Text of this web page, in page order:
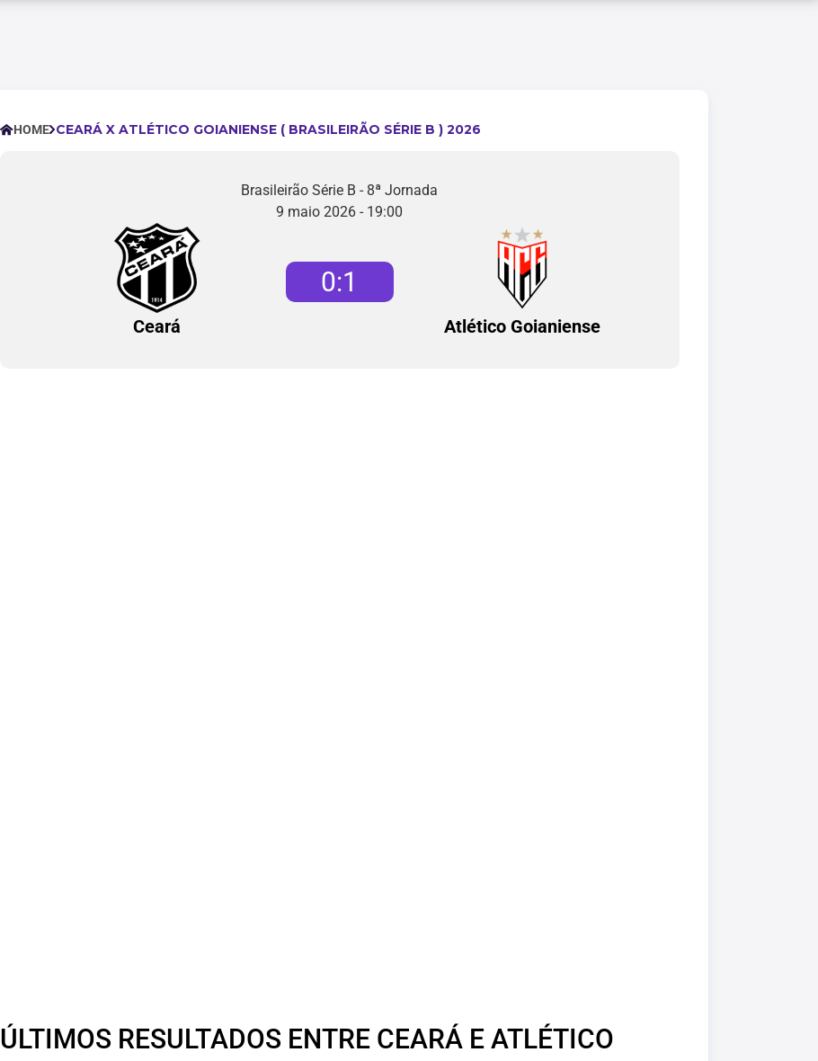
HOME CEARÁ X ATLÉTICO GOIANIENSE ( BRASILEIRÃO SÉRIE B ) 2026
Brasileirão Série B - 8ª Jornada
9 maio 2026 - 19:00
Ceará
0:1
Atlético Goianiense
ÚLTIMOS RESULTADOS ENTRE CEARÁ E ATLÉTICO